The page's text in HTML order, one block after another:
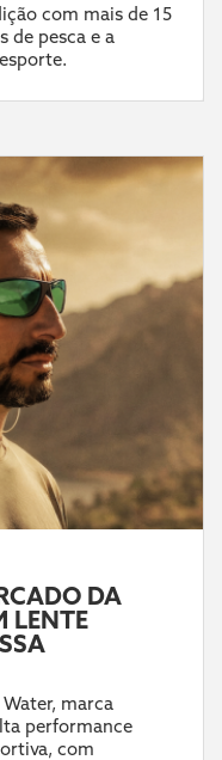
com mais de 15
de pesca e a
DA
LENTE
marca
performance
com